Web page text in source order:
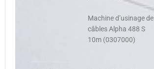
Machine d’usinage de
câbles Alpha 488 S
10m (0307000)